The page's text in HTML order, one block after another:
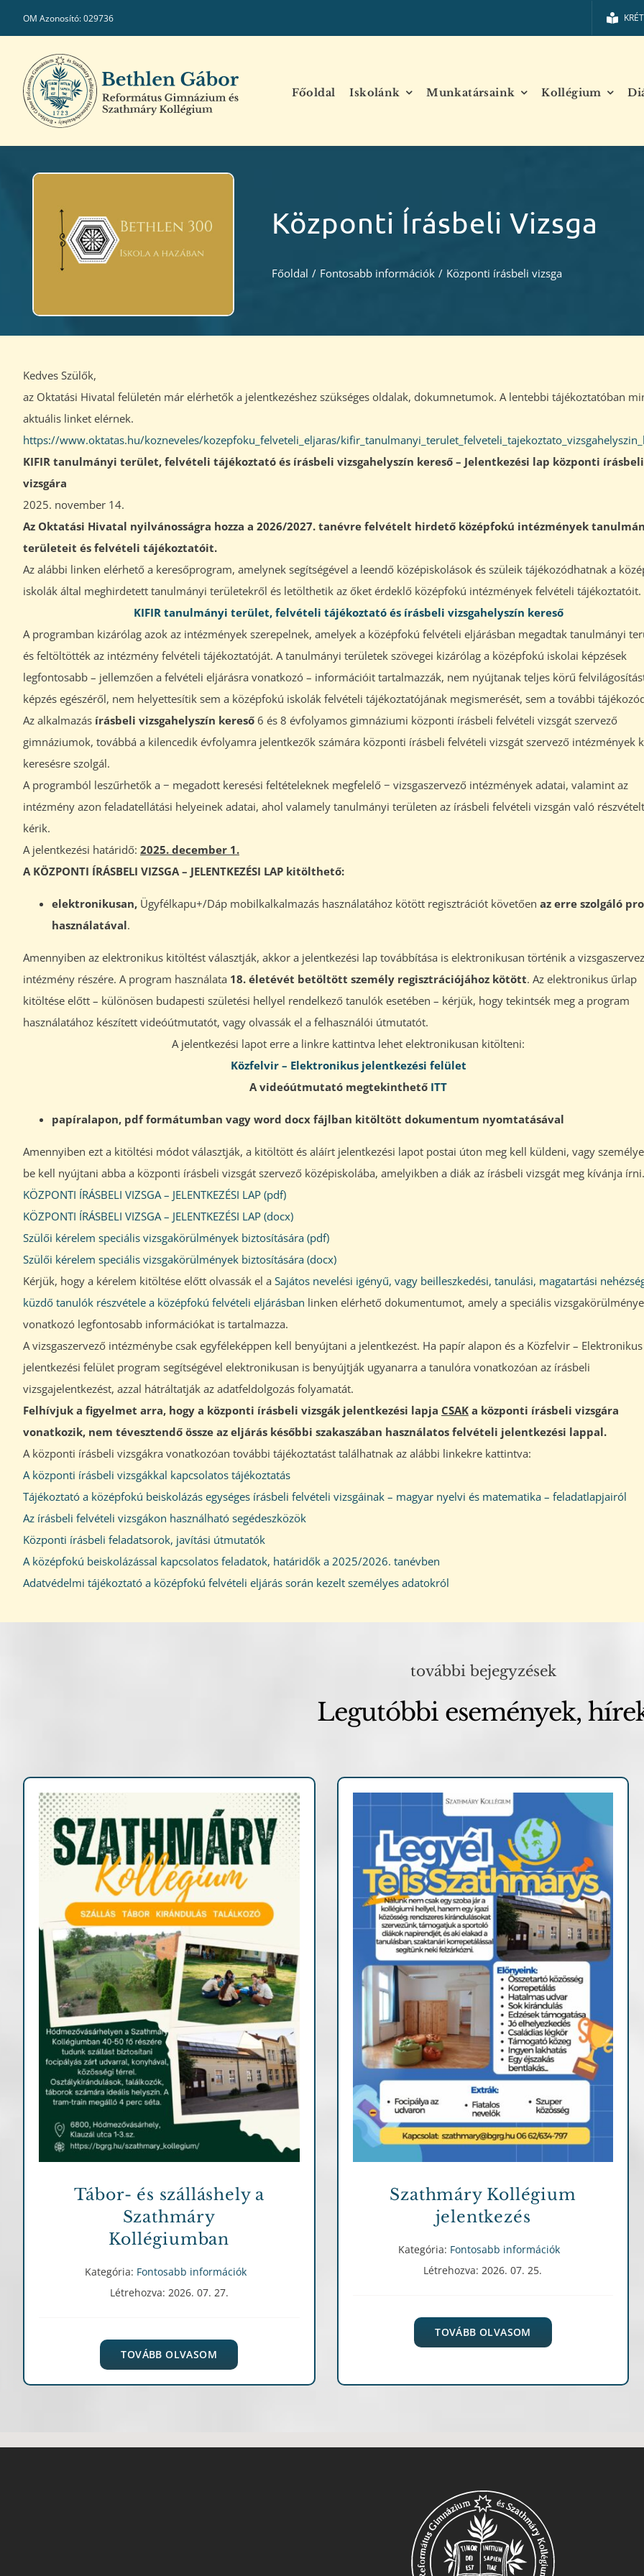
OM Azonosító: 029736
Főoldal Iskolánk Munkatársaink Kollégium
Központi Írásbeli Vizsga
Főoldal / Fontosabb információk / Központi írásbeli vizsga
Kedves Szülők,
az Oktatási Hivatal felületén már elérhetők a jelentkezéshez szükséges oldalak, dokumnetumok. A lentebbi tájékoztatóban
aktuális linket elérnek.
https://www.oktatas.hu/kozneveles/kozepfoku_felveteli_eljaras/
KIFIR tanulmányi terület, felvételi tájékoztató és írásbeli vizsgahelyszín kereső – Jelentkezési lap központi írásbeli
vizsgára
2025. november 14.
Az Oktatási Hivatal nyilvánosságra hozza a 2026/2027. tanévre felvételt hirdető középfokú intézmények
területeit és felvételi tájékoztatóit.
Az alábbi linken elérhető a keresőprogram, amelynek segítségével a leendő középiskolások és szüleik tájékozódhatnak a
iskolák által meghirdetett tanulmányi területekről és letölthetik az őket érdeklő középfokú intézmények felvételi tájékoztatóit.
KIFIR tanulmányi terület, felvételi tájékoztató és írásbeli vizsgahelyszín kereső
A programban kizárólag azok az intézmények szerepelnek, amelyek a középfokú felvételi eljárásban megadtak tanulmányi
és feltöltötték az intézmény felvételi tájékoztatóját. A tanulmányi területek szövegei kizárólag a középfokú iskolai képzések
legfontosabb – jellemzően a felvételi eljárásra vonatkozó – információit tartalmazzák, nem nyújtanak teljes körű
képzés egészéről, nem helyettesítik sem a középfokú iskolák felvételi tájékoztatójának megismerését, sem a további
Az alkalmazás írásbeli vizsgahelyszín kereső6 és 8 évfolyamos gimnáziumi központi írásbeli felvételi vizsgát szervező
gimnáziumok, továbbá a kilencedik évfolyamra jelentkezők számára központi írásbeli felvételi vizsgát szervező intézmények
keresésre szolgál.
A programból leszűrhetők a − megadott keresési feltételeknek megfelelő − vizsgaszervező intézmények adatai, valamint az
intézmény azon feladatellátási helyeinek adatai, ahol valamely tanulmányi területen az írásbeli felvételi vizsgán való részvételt
kérik.
A jelentkezési határidő: 2025. december 1.
A KÖZPONTI ÍRÁSBELI VIZSGA – JELENTKEZÉSI LAP kitölthető:
elektronikusan,Ügyfélkapu+/Dáp mobilkalkalmazás használatához kötött regisztrációt követően az erre szolgáló
használatával.
Amennyiben az elektronikus kitöltést választják, akkor a jelentkezési lap továbbítása is elektronikusan történik a
intézmény részére. A program használata 18. életévét betöltött személy regisztrációjához kötött. Az elektronikus űrlap
kitöltése előtt – különösen budapesti születési hellyel rendelkező tanulók esetében – kérjük, hogy tekintsék meg a program
használatához készített videóútmutatót, vagy olvassák el a felhasználói útmutatót.
A jelentkezési lapot erre a linkre kattintva lehet elektronikusan kitölteni:
Közfelvir – Elektronikus jelentkezési felület
A videóútmutató megtekinthető ITT
papíralapon, pdf formátumban vagy word docx fájlban kitöltött dokumentum nyomtatásával
Amennyiben ezt a kitöltési módot választják, a kitöltött és aláírt jelentkezési lapot postai úton meg kell küldeni, vagy
be kell nyújtani abba a központi írásbeli vizsgát szervező középiskolába, amelyikben a diák az írásbeli vizsgát meg kívánja írni.
KÖZPONTI ÍRÁSBELI VIZSGA – JELENTKEZÉSI LAP (pdf)
KÖZPONTI ÍRÁSBELI VIZSGA – JELENTKEZÉSI LAP (docx)
Szülői kérelem speciális vizsgakörülmények biztosítására (pdf)
Szülői kérelem speciális vizsgakörülmények biztosítására (docx)
Kérjük, hogy a kérelem kitöltése előtt olvassák el a Sajátos nevelési igényű, vagy beilleszkedési, tanulási, magatartási
küzdő tanulók részvétele a középfokú felvételi eljárásban linken elérhető dokumentumot, amely a speciális
vonatkozó legfontosabb információkat is tartalmazza.
A vizsgaszervező intézménybe csak egyféleképpen kell benyújtani a jelentkezést. Ha papír alapon és a Közfelvir – Elektronikus
jelentkezési felület program segítségével elektronikusan is benyújtják ugyanarra a tanulóra vonatkozóan az írásbeli
vizsgajelentkezést, azzal hátráltatják az adatfeldolgozás folyamatát.
Felhívjuk a figyelmet arra, hogy a központi írásbeli vizsgák jelentkezési lapja CSAKa központi írásbeli vizsgára
vonatkozik, nem tévesztendő össze az eljárás későbbi szakaszában használatos felvételi jelentkezési lappal.
A központi írásbeli vizsgákra vonatkozóan további tájékoztatást találhatnak az alábbi linkekre kattintva:
A központi írásbeli vizsgákkal kapcsolatos tájékoztatás
Tájékoztató a középfokú beiskolázás egységes írásbeli felvételi vizsgáinak – magyar nyelvi és matematika – feladatlapjairól
Az írásbeli felvételi vizsgákon használható segédeszközök
Központi írásbeli feladatsorok, javítási útmutatók
A középfokú beiskolázással kapcsolatos feladatok, határidők a 2025/2026. tanévben
Adatvédelmi tájékoztató a középfokú felvételi eljárás során kezelt személyes adatokról
további bejegyzések
Legutóbbi események,
Fontosabb információk
Tábor- és szálláshely a
Szathmáry
Kollégiumban
Kategória: Fontosabb információk
Létrehozva: 2026. 07. 27.
TOVÁBB OLVASOM
Fontosabb információk
Szathmáry Kollégium
jelentkezés
Kategória: Fontosabb információk
Létrehozva: 2026. 07. 25.
TOVÁBB OLVASOM